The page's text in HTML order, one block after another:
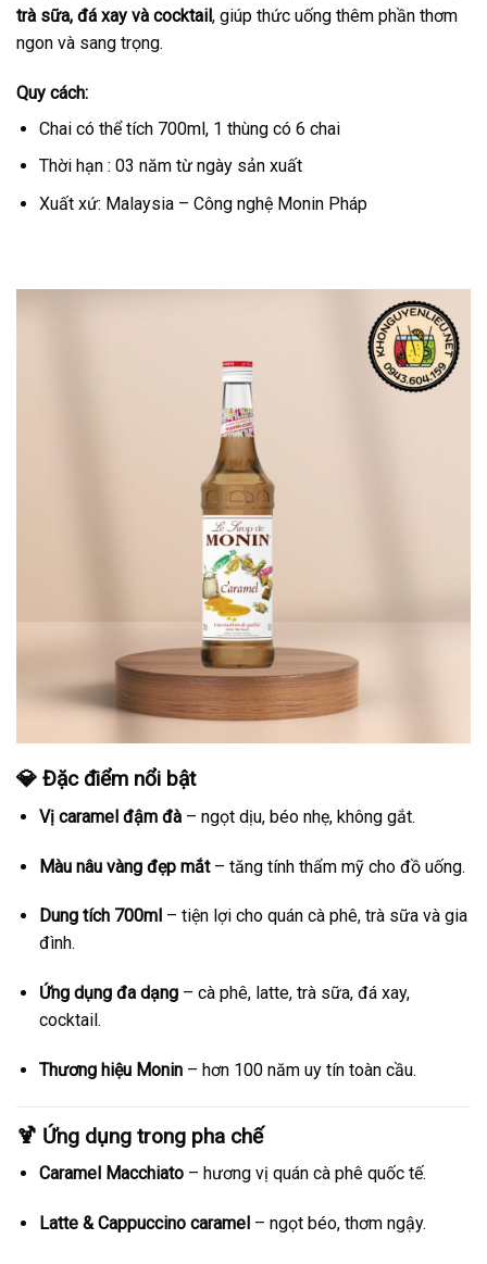
trà sữa, đá xay và cocktail, giúp thức uống thêm phần thơm
ngon và sang trọng.
Quy cách:
Chai có thể tích 700ml, 1 thùng có 6 chai
Thời hạn : 03 năm từ ngày sản xuất
Xuất xứ: Malaysia – Công nghệ Monin Pháp
💎 Đặc điểm nổi bật
Vị caramel đậm đà– ngọt dịu, béo nhẹ, không gắt.
Màu nâu vàng đẹp mắt– tăng tính thẩm mỹ cho đồ uống.
Dung tích 700ml – tiện lợi cho quán cà phê, trà sữa và gia
đình.
Ứng dụng đa dạng– cà phê, latte, trà sữa, đá xay,
cocktail.
Thương hiệu Monin– hơn 100 năm uy tín toàn cầu.
🍹 Ứng dụng trong pha chế
Caramel Macchiato– hương vị quán cà phê quốc tế.
Latte & Cappuccino caramel– ngọt béo, thơm ngậy.